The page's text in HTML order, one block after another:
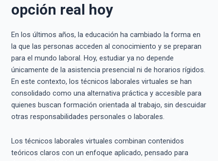
opción real hoy
En los últimos años, la educación ha cambiado la forma en
la que las personas acceden al conocimiento y se preparan
para el mundo laboral. Hoy, estudiar ya no depende
únicamente de la asistencia presencial ni de horarios rígidos.
En este contexto, los técnicos laborales virtuales se han
consolidado como una alternativa práctica y accesible para
quienes buscan formación orientada al trabajo, sin descuidar
otras responsabilidades personales o laborales.
Los técnicos laborales virtuales combinan contenidos
teóricos claros con un enfoque aplicado, pensado para